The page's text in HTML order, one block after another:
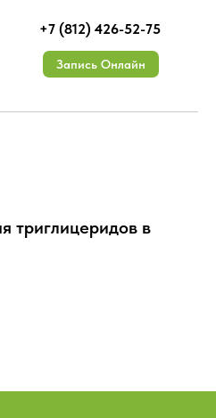
+7 (812) 426-52-75
Запись Онлайн
КОНТАКТЫ
ОТЗЫВЫ
ВРАЧИ АКЦИИ
Документы
Вакансии
Лицензии
триглицеридов в